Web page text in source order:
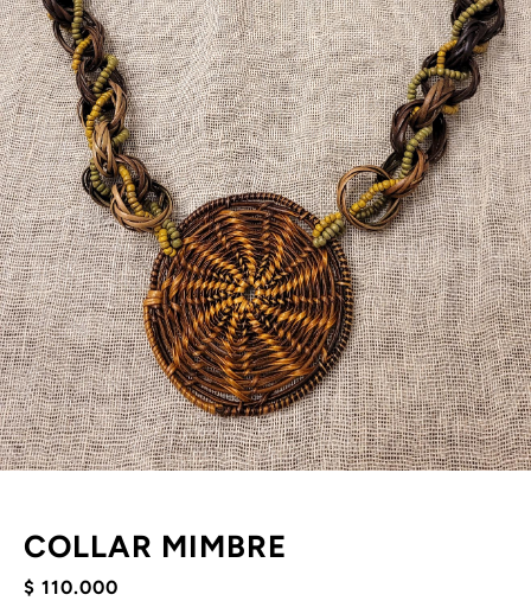
COLLAR MIMBRE
$ 110.000